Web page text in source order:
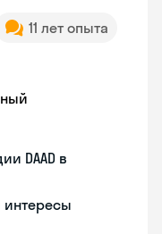
11 лет опыта
DAAD в
интересы